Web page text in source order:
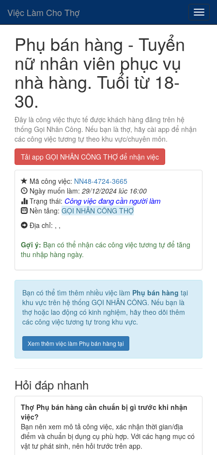
Việc Làm Cho Thợ
Phụ bán hàng - Tuyển
nữ nhân viên phục vụ
nhà hàng. Tuổi từ 18-
30.
Đây là công việc thực tế được khách hàng đăng trên hệ
thống Gọi Nhân Công. Nếu bạn là thợ, hãy cài app để nhận
các công việc tương tự theo khu vực/chuyên môn.
Tải app GỌI NHÂN CÔNG THỢ để nhận việc
Mã công việc: NN48-4724-3665
Ngày muốn làm: 29/12/2024 lúc 16:00
Trạng thái: Công việc đang cần người làm
Nền tảng: GỌI NHÂN CÔNG THỢ
Địa chỉ: , ,
Gợi ý: Bạn có thể nhận các công việc tương tự để tăng
thu nhập hàng ngày.
Bạn có thể tìm thêm nhiều việc làm Phụ bán hàng tại
khu vực trên hệ thống GỌI NHÂN CÔNG. Nếu bạn là
thợ hoặc lao động có kinh nghiệm, hãy theo dõi thêm
các công việc tương tự trong khu vực.
Xem thêm việc làm Phụ bán hàng tại
Hỏi đáp nhanh
Thợ Phụ bán hàng cần chuẩn bị gì trước khi nhận
việc?
Bạn nên xem mô tả công việc, xác nhận thời gian/địa
điểm và chuẩn bị dụng cụ phù hợp. Với các hạng mục có
vật tư phát sinh, nên hỏi trước trên app.